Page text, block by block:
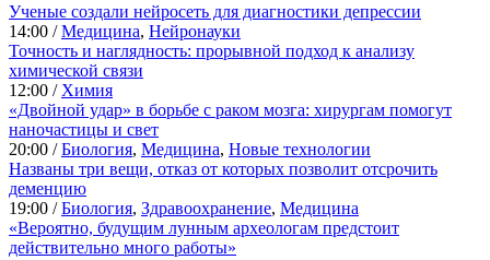
Ученые создали нейросеть для диагностики депрессии
14:00 /Медицина, Нейронауки
Точность и наглядность: прорывной подход к анализу
химической связи
12:00 / Химия
«Двойной удар» в борьбе с раком мозга: хирургам помогут
наночастицы и свет
20:00 /Биология, Медицина, Новые технологии
Названы три вещи, отказ от которых позволит отсрочить
деменцию
19:00 /Биология, Здравоохранение, Медицина
«Вероятно, будущим лунным археологам предстоит
действительно много работы»